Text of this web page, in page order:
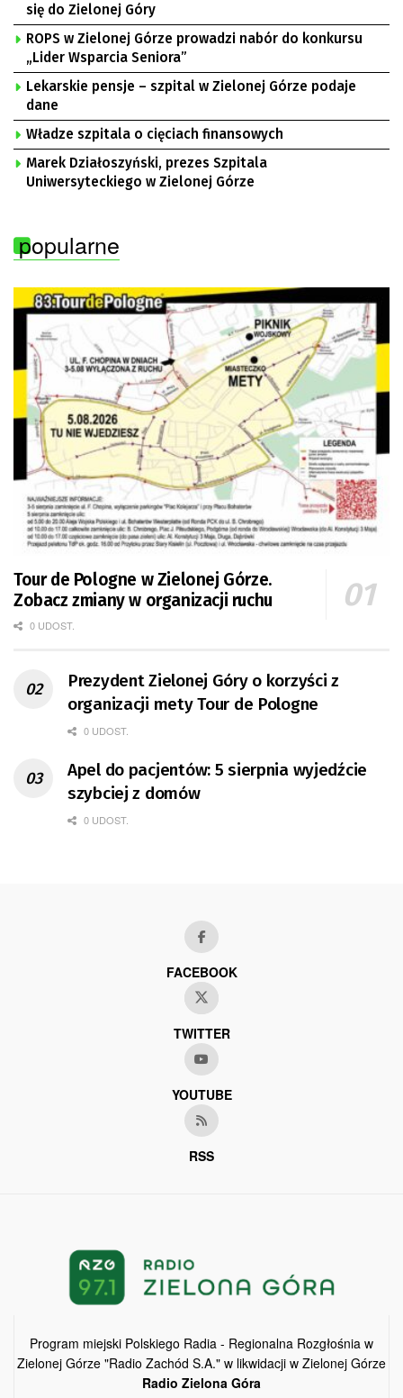
się do Zielonej Góry
ROPS w Zielonej Górze prowadzi nabór do konkursu
„Lider Wsparcia Seniora”
Lekarskie pensje – szpital w Zielonej Górze podaje
dane
Władze szpitala o cięciach finansowych
Marek Działoszyński, prezes Szpitala
Uniwersyteckiego w Zielonej Górze
popularne
Tour de Pologne w Zielonej Górze.
Zobacz zmiany w organizacji ruchu
0 UDOST.
Prezydent Zielonej Góry o korzyści z
organizacji mety Tour de Pologne
0 UDOST.
Apel do pacjentów: 5 sierpnia wyjedźcie
szybciej z domów
0 UDOST.
FACEBOOK
TWITTER
YOUTUBE
RSS
Program miejski Polskiego Radia - Regionalna Rozgłośnia w
Zielonej Górze "Radio Zachód S.A." w likwidacji w Zielonej Górze
Radio Zielona Góra